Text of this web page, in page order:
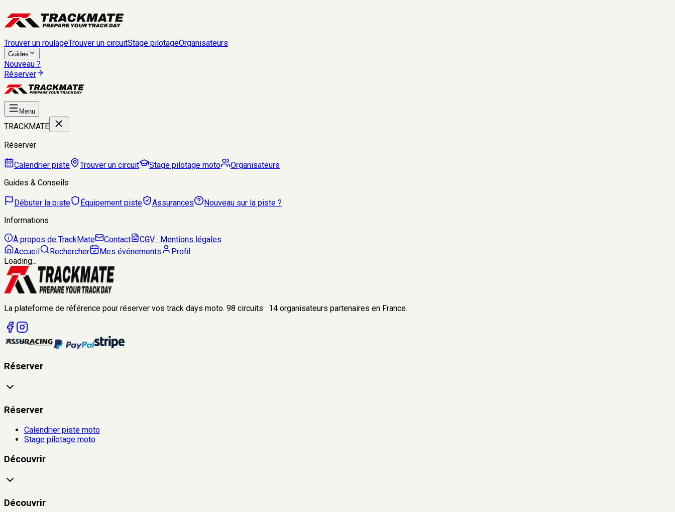
Trouver un roulageTrouver un circuitStage pilotageOrganisateurs
Guides
Nouveau ?
Réserver
Menu
TRACKMATE
Réserver
Calendrier piste Trouver un circuit Stage pilotage moto
Organisateurs
Guides & Conseils
Débuter la piste Équipement piste Assurances
Nouveau sur la piste ?
Informations
À propos de TrackMate
Contact
CGV · Mentions légales
Accueil
Rechercher Mes événements
Profil
Loading...
La plateforme de référence pour réserver vos track days moto. 98 circuits · 14 organisateurs partenaires en France.
Réserver
Réserver
Calendrier piste moto
Stage pilotage moto
Découvrir
Découvrir